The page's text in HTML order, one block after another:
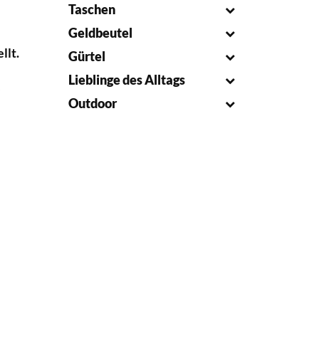
Taschen
Geldbeutel
Gürtel
Lieblinge des Alltags
Outdoor